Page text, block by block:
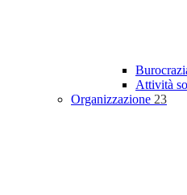
Attività
Organizzazione 23